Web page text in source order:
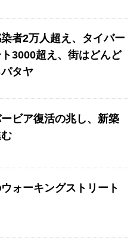
者2万人超え、タイバー
3000超え、街はどんど
タヤ
ビア復活の兆し、新築
ォーキングストリート